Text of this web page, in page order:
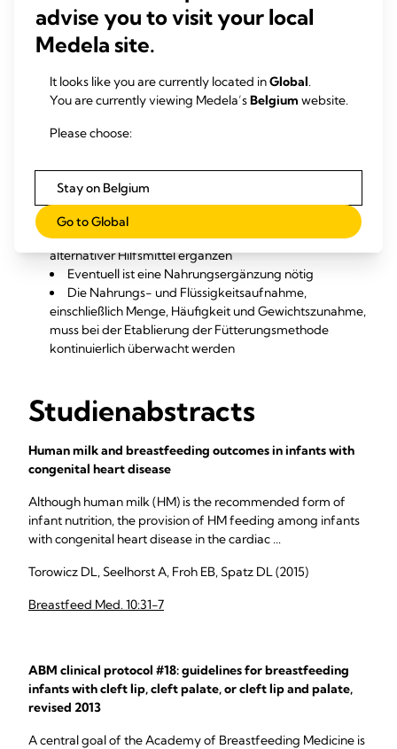
Eine Unterstützung der Kinn-, Wangen- und
Kieferbewegungen kann dabei helfen, ein stärkeres
Mundmotorik gering ausgeprägt ist oder das
Saugen schwach oder unorganisiert erfolgt
Eine Änderung der Position und des Anlegens
kann das Stillen unterstützen. Verschiedene
und/oder Gaumenspalte oder mit besonderen
Bedürfnissen hilfreich sein
Falls die Mutter teilweise stillt, muss sie regelmäßig
Milch abpumpen und die Stillmahlzeiten anhand
alternativer Hilfsmittel ergänzen
Eventuell ist eine Nahrungsergänzung nötig
Die Nahrungs- und Flüssigkeitsaufnahme,
einschließlich Menge, Häufigkeit und Gewichtszunahme,
muss bei der Etablierung der Fütterungsmethode
kontinuierlich überwacht werden
Studienabstracts
Human milk and breastfeeding outcomes in infants with
congenital heart disease
Although human milk (HM) is the recommended form of
infant nutrition, the provision of HM feeding among infants
with congenital heart disease in the cardiac ...
Torowicz DL, Seelhorst A, Froh EB, Spatz DL (2015)
Breastfeed Med. 10:31-7
ABM clinical protocol #18: guidelines for breastfeeding
infants with cleft lip, cleft palate, or cleft lip and palate,
revised 2013
A central goal of the Academy of Breastfeeding Medicine is
advise you to visit your local
Medela site.
It looks like you are currently located inGlobal.
You are currently viewing Medela’sBelgium website.
Please choose:
Stay on Belgium
Go to Global